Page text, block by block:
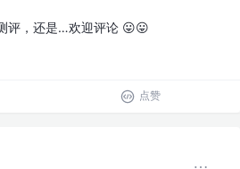
评，还是…欢迎评论 😛😛
点赞